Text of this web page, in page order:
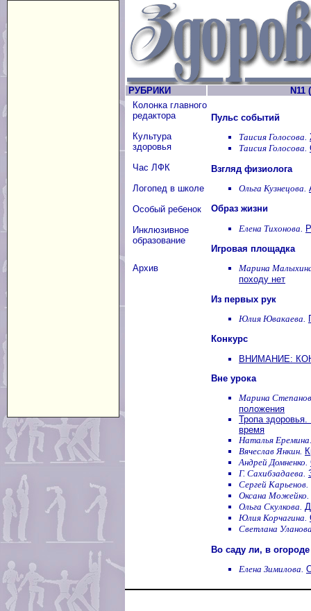
РУБРИКИ
N11
Колонка главного
редактора
Культура
здоровья
Час ЛФК
Логопед в школе
Особый ребенок
Инклюзивное
образование
Архив
Пульс событий
Таисия Голосова.
Таисия Голосова.
Взгляд физиолога
Ольга Кузнецова.
Образ жизни
Елена Тихонова.
Игровая площадка
Марина
походу нет
Из первых рук
Юлия Ювакаева.
Конкурс
ВНИМАНИЕ:
Вне урока
Марина
положения
Тропа здоровья.
время
Наталья Еремина.
Вячеслав Янкин.
Андрей Домненко.
Г. Сахибзадаева.
Сергей Карьенов.
Оксана Можейко.
Ольга Скулкова.
Юлия Корчагина.
Светлана
Во саду ли, в огороде
Елена Зимилова.